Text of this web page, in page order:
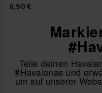
6,90 €
Teile deinen
#Havaianas und
um auf unserer